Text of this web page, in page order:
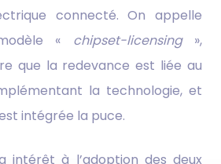
connecté. On appelle
« chipset-licensing»,
que la redevance est liée au
la technologie, et
intégrée la puce.
intérêt à l’adoption des deux